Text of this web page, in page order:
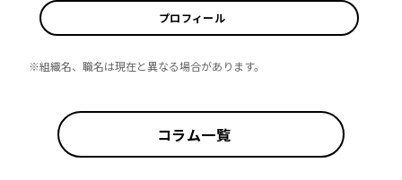
プロフィール
※組織名、職名は現在と異なる場合があります。
コラム一覧